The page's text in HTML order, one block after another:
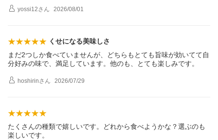
yossi12さん 2026/08/01
くせになる美味しさ
まだ2つしか食べていませんが、どちらもとても旨味が効いてて自
分好みの味で、満足しています。他のも、とても楽しみです。
hoshirinさん 2026/07/29
たくさんの種類で嬉しいです。どれから食べようかな？選ぶのも
楽しいです。